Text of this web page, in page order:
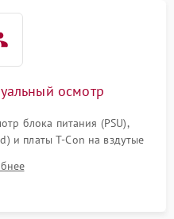
осмотр
блока питания (PSU),
и платы T-Con на вздутые
и целостности шлейфов.